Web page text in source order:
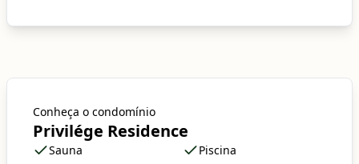
Conheça o condomínio
Privilége Residence
Sauna
Piscina